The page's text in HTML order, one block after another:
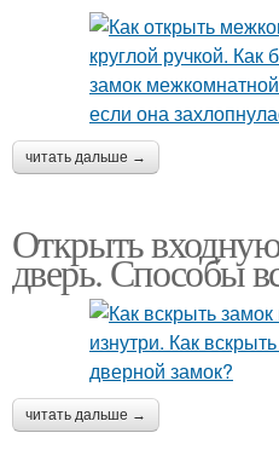
читать дальше →
Открыть
дверь. Способы
читать дальше →